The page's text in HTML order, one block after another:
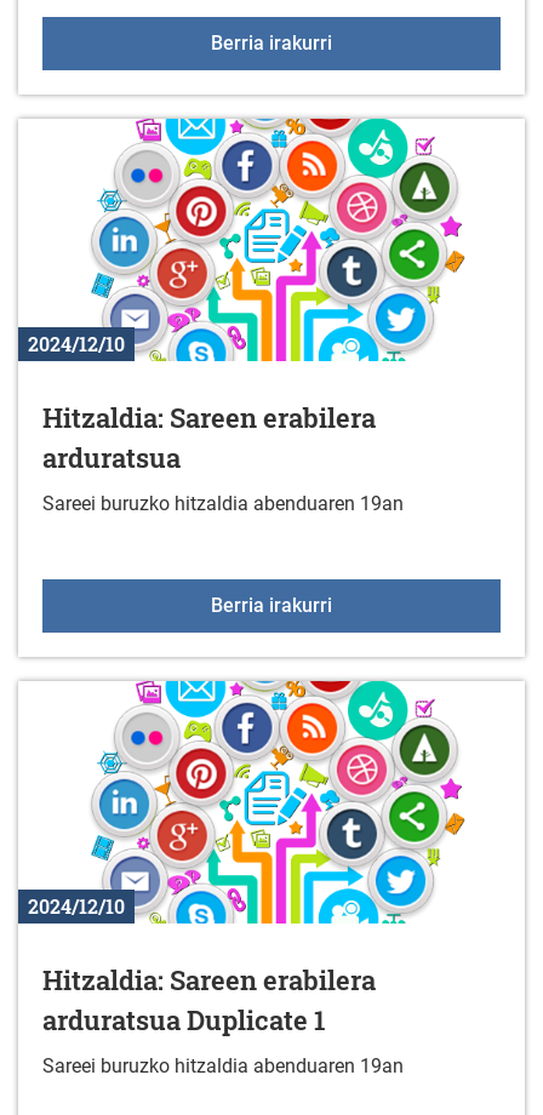
Berria irakurri
2024/12/10
Hitzaldia: Sareen erabilera
arduratsua
Sareei buruzko hitzaldia abenduaren 19an
Berria irakurri
2024/12/10
Hitzaldia: Sareen erabilera
arduratsua Duplicate 1
Sareei buruzko hitzaldia abenduaren 19an